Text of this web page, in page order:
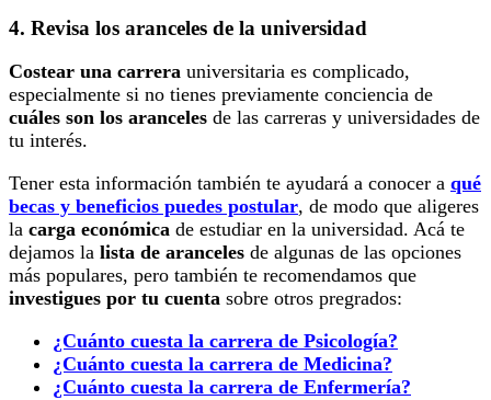
4. Revisa los aranceles de la universidad
Costear una carrera universitaria es complicado,
especialmente si no tienes previamente conciencia de
cuáles son los aranceles de las carreras y universidades de
tu interés.
Tener esta información también te ayudará a conocer a qué
becas y beneficios puedes postular, de modo que aligeres
la carga económica de estudiar en la universidad. Acá te
dejamos la lista de aranceles de algunas de las opciones
más populares, pero también te recomendamos que
investigues por tu cuenta sobre otros pregrados:
¿Cuánto cuesta la carrera de Psicología?
¿Cuánto cuesta la carrera de Medicina?
¿Cuánto cuesta la carrera de Enfermería?